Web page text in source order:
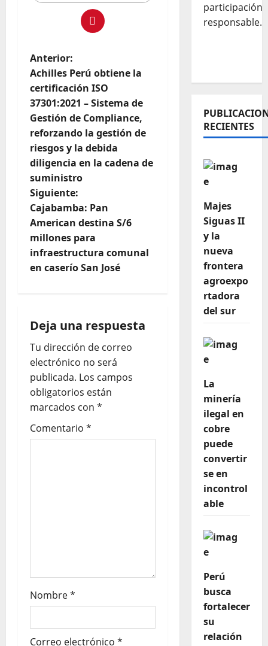
Anterior:
Achilles Perú obtiene la
certificación ISO
37301:2021 – Sistema de
Gestión de Compliance,
reforzando la gestión de
riesgos y la debida
diligencia en la cadena de
suministro
Siguiente:
Cajabamba: Pan
American destina S/6
millones para
infraestructura comunal
en caserío San José
Deja una respuesta
Tu dirección de correo
electrónico no será
publicada. Los campos
obligatorios están
marcados con *
Comentario *
Nombre*
Correo electrónico *
participación
responsable.
RECIENTES
Majes
Siguas II
y la
nueva
frontera
agroexpo
rtadora
del sur
La
minería
ilegal en
cobre
puede
convertir
se en
incontrol
able
Perú
busca
fortalecer
su
relación